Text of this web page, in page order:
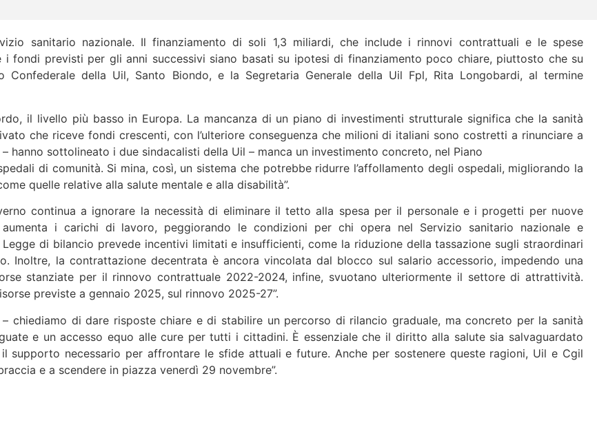
sanitario nazionale. Il finanziamento di soli 1,3 miliardi, che include i rinnovi contrattuali e le spese
fondi previsti per gli anni successivi siano basati su ipotesi di finanziamento poco chiare, piuttosto che su
Confederale della Uil, Santo Biondo, e la Segretaria Generale della Uil Fpl, Rita Longobardi, al termine
il livello più basso in Europa. La mancanza di un piano di investimenti strutturale significa che la sanità
che riceve fondi crescenti, con l’ulteriore conseguenza che milioni di italiani sono costretti a rinunciare a
hanno sottolineato i due sindacalisti della Uil – manca un investimento concreto, nel Piano
di comunità. Si mina, così, un sistema che potrebbe ridurre l’affollamento degli ospedali, migliorando la
quelle relative alla salute mentale e alla disabilità”.
continua a ignorare la necessità di eliminare il tetto alla spesa per il personale e i progetti per nuove
i carichi di lavoro, peggiorando le condizioni per chi opera nel Servizio sanitario nazionale e
di bilancio prevede incentivi limitati e insufficienti, come la riduzione della tassazione sugli straordinari
Inoltre, la contrattazione decentrata è ancora vincolata dal blocco sul salario accessorio, impedendo una
stanziate per il rinnovo contrattuale 2022-2024, infine, svuotano ulteriormente il settore di attrattività.
previste a gennaio 2025, sul rinnovo 2025-27”.
chiediamo di dare risposte chiare e di stabilire un percorso di rilancio graduale, ma concreto per la sanità
e un accesso equo alle cure per tutti i cittadini. È essenziale che il diritto alla salute sia salvaguardato
necessario per affrontare le sfide attuali e future. Anche per sostenere queste ragioni, Uil e Cgil
e a scendere in piazza venerdì 29 novembre”.